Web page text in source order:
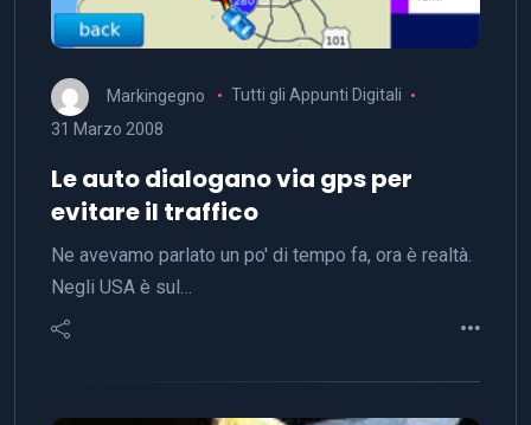
Markingegno
Tutti gli Appunti Digitali
31 Marzo 2008
Le auto dialogano via gps per
evitare il traffico
Ne avevamo parlato un po' di tempo fa, ora è realtà.
Negli USA è sul…